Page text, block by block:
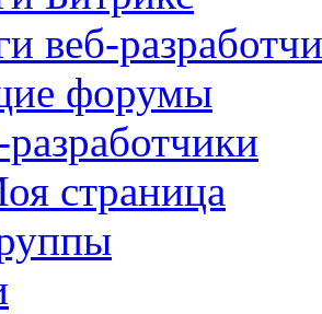
веб-
форумы
страница